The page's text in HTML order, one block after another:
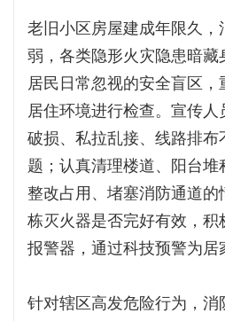
老旧小区房屋建成年限久，
弱，各类隐形火灾隐患暗藏
居民日常忽视的安全盲区
居住环境进行检查。宣传
破损、私拉乱接、线路排布
题；认真清理楼道、阳台堆
整改占用、堵塞消防通道的
栋灭火器是否完好有效，积
报警器，通过科技预警为居
针对辖区高发危险行为，消